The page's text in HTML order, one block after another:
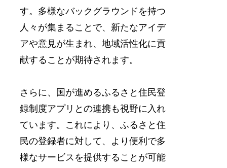
す。多様なバックグラウンドを持つ
人々が集まることで、新たなアイデ
アや意見が生まれ、地域活性化に貢
献することが期待されます。
さらに、国が進めるふるさと住民登
録制度アプリとの連携も視野に入れ
ています。これにより、ふるさと住
民の登録者に対して、より便利で多
様なサービスを提供することが可能